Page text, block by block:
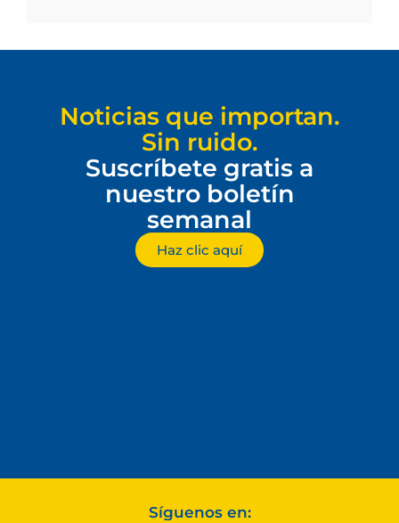
Noticias que importan.
Sin ruido.
Suscríbete gratis a
nuestro boletín
semanal
Haz clic aquí
Síguenos en: